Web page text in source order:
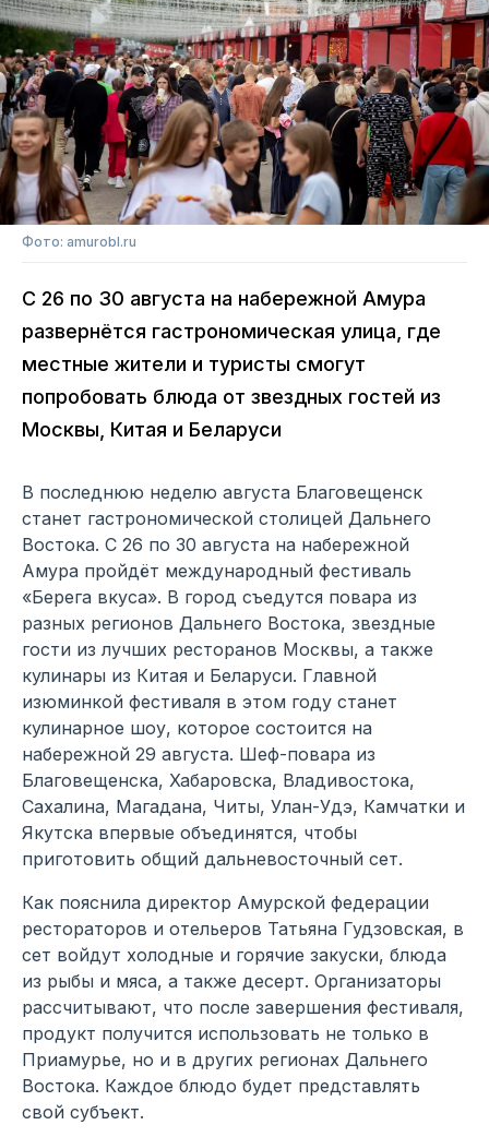
Фото: amurobl.ru
С 26 по 30 августа на набережной Амура
развернётся гастрономическая улица, где
местные жители и туристы смогут
попробовать блюда от звездных гостей из
Москвы, Китая и Беларуси
В последнюю неделю августа Благовещенск
станет гастрономической столицей Дальнего
Востока. С 26 по 30 августа на набережной
Амура пройдёт международный фестиваль
«Берега вкуса». В город съедутся повара из
разных регионов Дальнего Востока, звездные
гости из лучших ресторанов Москвы, а также
кулинары из Китая и Беларуси. Главной
изюминкой фестиваля в этом году станет
кулинарное шоу, которое состоится на
набережной 29 августа. Шеф-повара из
Благовещенска, Хабаровска, Владивостока,
Сахалина, Магадана, Читы, Улан-Удэ, Камчатки и
Якутска впервые объединятся, чтобы
приготовить общий дальневосточный сет.
Как пояснила директор Амурской федерации
рестораторов и отельеров Татьяна Гудзовская, в
сет войдут холодные и горячие закуски, блюда
из рыбы и мяса, а также десерт. Организаторы
рассчитывают, что после завершения фестиваля,
продукт получится использовать не только в
Приамурье, но и в других регионах Дальнего
Востока. Каждое блюдо будет представлять
свой субъект.